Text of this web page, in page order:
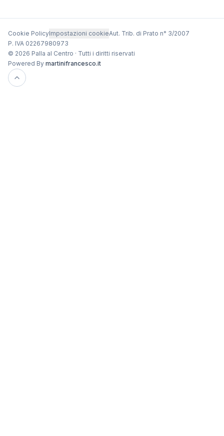
Cookie PolicyImpostazioni cookieAut. Trib. di Prato n° 3/2007
P. IVA 02267980973
© 2026 Palla al Centro · Tutti i diritti riservati
Powered By martinifrancesco.it